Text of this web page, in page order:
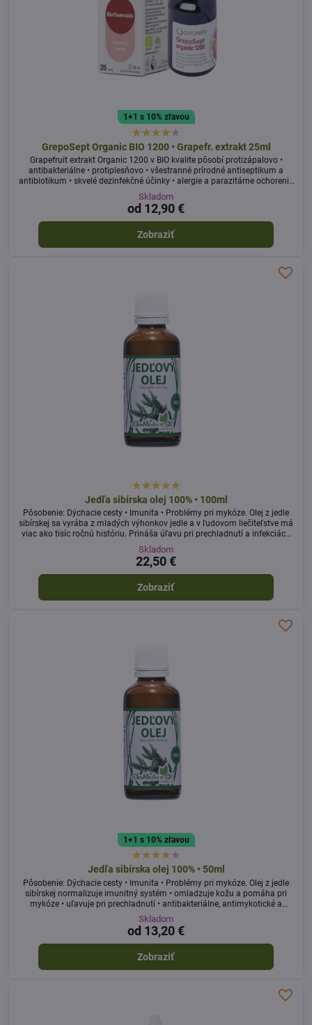
1+1 s 10% zľavou
GrepoSept Organic BIO 1200 • Grapefr. extrakt 25ml
Grapefruit extrakt Organic 1200 v BIO kvalite pôsobí protizápalovo •
antibakteriálne • protiplesňovo • všestranné prírodné antiseptikum a
antibiotikum • skvelé dezinfekčné účinky • alergie a parazitárne ochorenia
• kožné problémy
Skladom
od 12,90 €
Zobraziť
Jedľa sibírska olej 100% • 100ml
Pôsobenie: Dýchacie cesty • Imunita • Problémy pri mykóze. Olej z jedle
sibírskej sa vyrába z mladých výhonkov jedle a v ľudovom liečiteľstve má
viac ako tisíc ročnú históriu. Prináša úľavu pri prechladnutí a infekciách
horných dýchacích ciest. Pri vonkajšom použití má omladzujúci
pôsobenie na pokožku a pomáha pri mykóze na nohách.
Skladom
22,50 €
Zobraziť
1+1 s 10% zľavou
Jedľa sibírska olej 100% • 50ml
Pôsobenie: Dýchacie cesty • Imunita • Problémy pri mykóze. Olej z jedle
sibírskej normalizuje imunitný systém • omladzuje kožu a pomáha pri
mykóze • uľavuje pri prechladnutí • antibakteriálne, antimykotické a
antivírusové pôsobenie
Skladom
od 13,20 €
Zobraziť